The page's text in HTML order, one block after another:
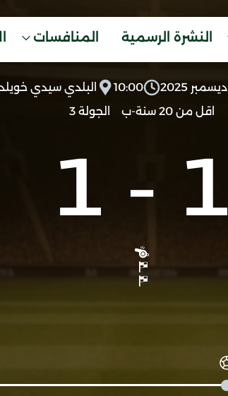
النشرة الرسمية المنافسات
10:00
البلدي سيدي
اقل من 20 سنة-ب
الجولة 3
1
-
1